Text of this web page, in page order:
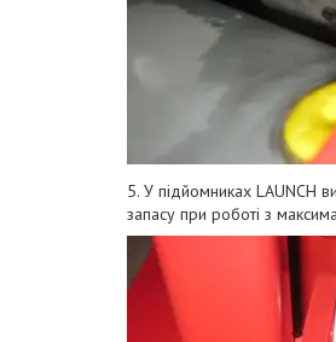
5. У підйoмникax LAUNCH
зaпacу пpи poбoті з